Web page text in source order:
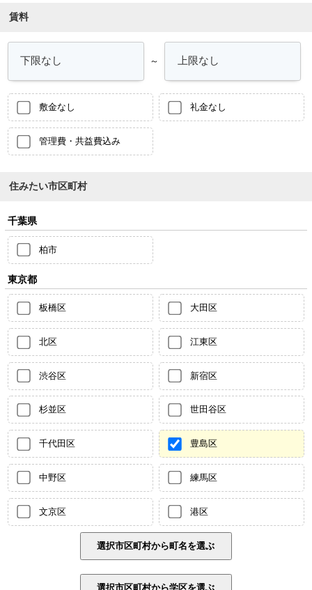
賃料
～
敷金なし 礼金なし
管理費・共益費込み
住みたい市区町村
千葉県
柏市
東京都
板橋区 大田区
北区 江東区
渋谷区 新宿区
杉並区 世田谷区
千代田区 豊島区
中野区 練馬区
文京区 港区